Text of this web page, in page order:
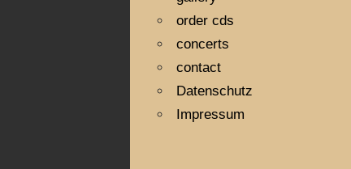
order cds
concerts
contact
Datenschutz
Impressum